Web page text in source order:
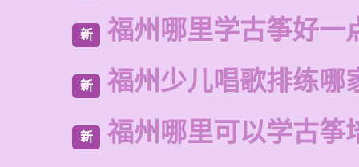
新 福州哪里学古筝好一
新 福州少儿唱歌排练哪
新 福州哪里可以学古筝